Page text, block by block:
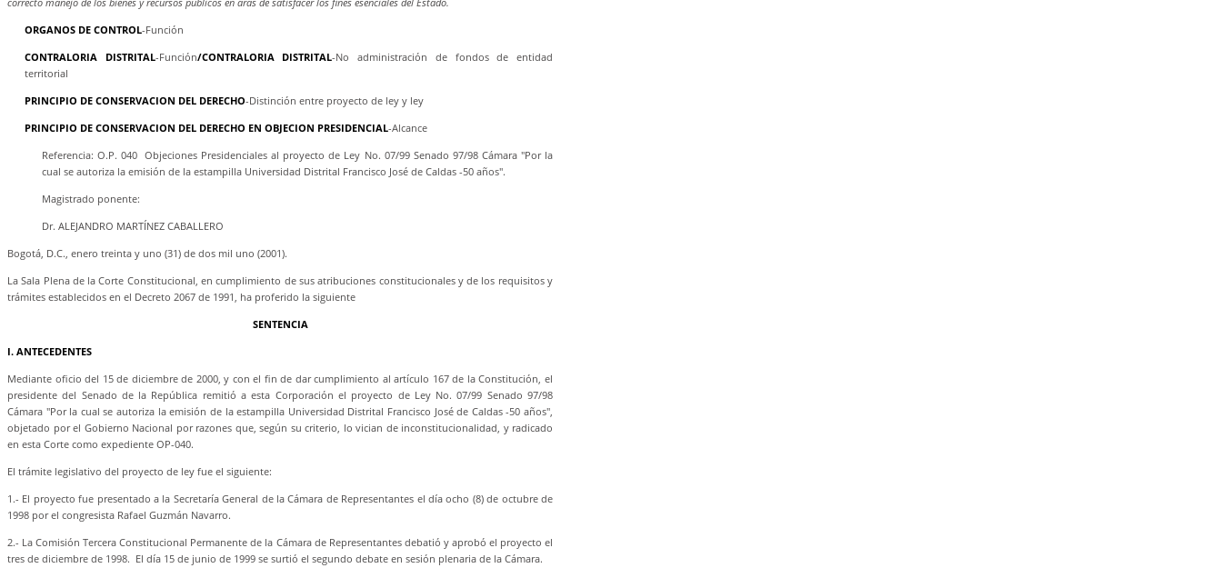
ORGANOS DE CONTROL-Función
CONTRALORIA DISTRITAL-Función/CONTRALORIA DISTRITAL-No administración de fondos de entidad
territorial
PRINCIPIO DE CONSERVACION DEL DERECHO-Distinción entre proyecto de ley y ley
PRINCIPIO DE CONSERVACION DEL DERECHO EN OBJECION PRESIDENCIAL-Alcance
Referencia: O.P. 040 Objeciones Presidenciales al proyecto de Ley No. 07/99 Senado 97/98 Cámara "Por la
cual se autoriza la emisión de la estampilla Universidad Distrital Francisco José de Caldas -50 años".
Magistrado ponente:
Dr. ALEJANDRO MARTÍNEZ CABALLERO
Bogotá, D.C., enero treinta y uno (31) de dos mil uno (2001).
La Sala Plena de la Corte Constitucional, en cumplimiento de sus atribuciones constitucionales y de los requisitos y
trámites establecidos en el Decreto 2067 de 1991, ha proferido la siguiente
SENTENCIA
I. ANTECEDENTES
Mediante oficio del 15 de diciembre de 2000, y con el fin de dar cumplimiento al artículo 167 de la Constitución, el
presidente del Senado de la República remitió a esta Corporación el proyecto de Ley No. 07/99 Senado 97/98
Cámara "Por la cual se autoriza la emisión de la estampilla Universidad Distrital Francisco José de Caldas -50 años",
objetado por el Gobierno Nacional por razones que, según su criterio, lo vician de inconstitucionalidad, y radicado
en esta Corte como expediente OP-040.
El trámite legislativo del proyecto de ley fue el siguiente:
1.- El proyecto fue presentado a la Secretaría General de la Cámara de Representantes el día ocho (8) de octubre de
1998 por el congresista Rafael Guzmán Navarro.
2.- La Comisión Tercera Constitucional Permanente de la Cámara de Representantes debatió y aprobó el proyecto el
tres de diciembre de 1998. El día 15 de junio de 1999 se surtió el segundo debate en sesión plenaria de la Cámara.